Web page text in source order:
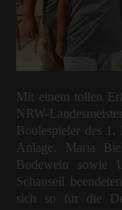
Mit einem tollen
NRW-
Boulespieler des 1.
Anlage. Maria
Bodewein sowie
Schauseil
sich so für die